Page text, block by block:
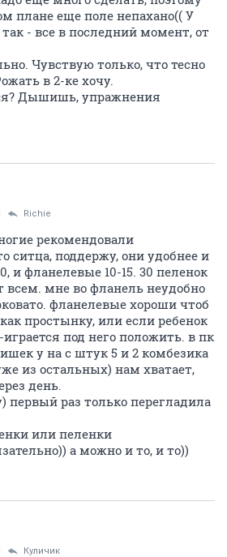
плане еще поле непахано(( У
- все в последний момент, от
Чувствую только, что тесно
в 2-ке хочу.
Дышишь, упражнения
Richie
рекомендовали
ситца, поддержу, они удобнее и
и фланелевые 10-15. 30 пеленок
всем. мне во фланель неудобно
фланелевые хороши чтоб
простынку, или если ребенок
под него положить. в пк
у на с штук 5 и 2 комбезика
из остальных) нам хватает,
день.
первый раз только перегладила
или пеленки
а можно и то, и то))
Куличик